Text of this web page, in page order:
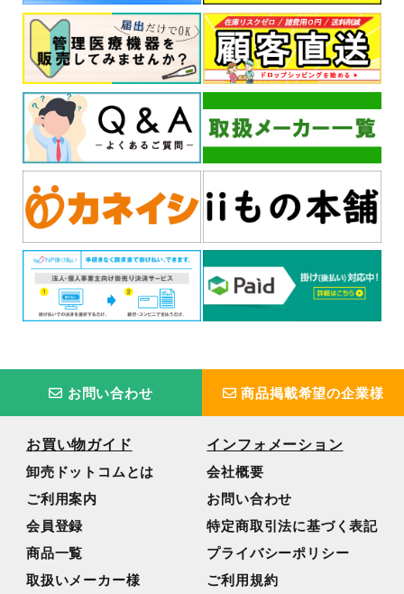
お問い合わせ 商品掲載希望の企業様
お買い物ガイド
卸売ドットコムとは
ご利用案内
会員登録
商品一覧
取扱いメーカー様
インフォメーション
会社概要
お問い合わせ
特定商取引法に基づく表記
プライバシーポリシー
ご利用規約